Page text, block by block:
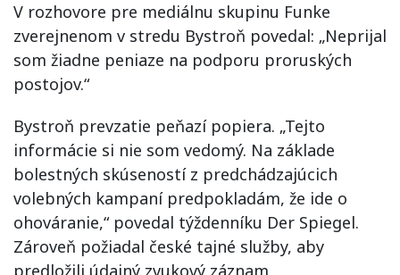
V rozhovore pre mediálnu skupinu Funke
zverejnenom v stredu Bystroň povedal: „Neprijal
som žiadne peniaze na podporu proruských
postojov.“
Bystroň prevzatie peňazí popiera. „Tejto
informácie si nie som vedomý. Na základe
bolestných skúseností z predchádzajúcich
volebných kampaní predpokladám, že ide o
ohováranie,“ povedal týždenníku Der Spiegel.
Zároveň požiadal české tajné služby, aby
predložili údajný zvukový záznam.